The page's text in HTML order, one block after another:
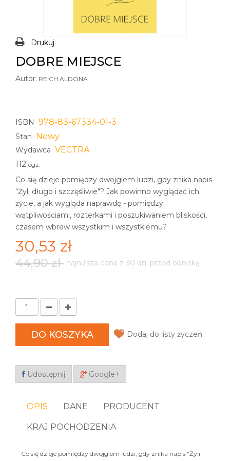
Drukuj
DOBRE MIEJSCE
Autor: REICH ALDONA
ISBN 978-83-67334-01-3
Stan Nowy
Wydawca VECTRA
112 egz.
Co się dzieje pomiędzy dwojgiem ludzi, gdy znika napis
"Żyli długo i szczęśliwie"? Jak powinno wyglądać ich
życie, a jak wygląda naprawdę - pomiędzy
wątpliwościami, rozterkami i poszukiwaniem bliskości,
czasem wbrew wszystkim i wszystkiemu?
30,53 zł
44,90 zł najniższa cena z 30 dni przed obniżką
DO KOSZYKA Dodaj do listy życzeń
Udostępnij Google+
OPIS DANE PRODUCENT
KRAJ POCHODZENIA
Co się dzieje pomiędzy dwojgiem ludzi, gdy znika napis "Żyli